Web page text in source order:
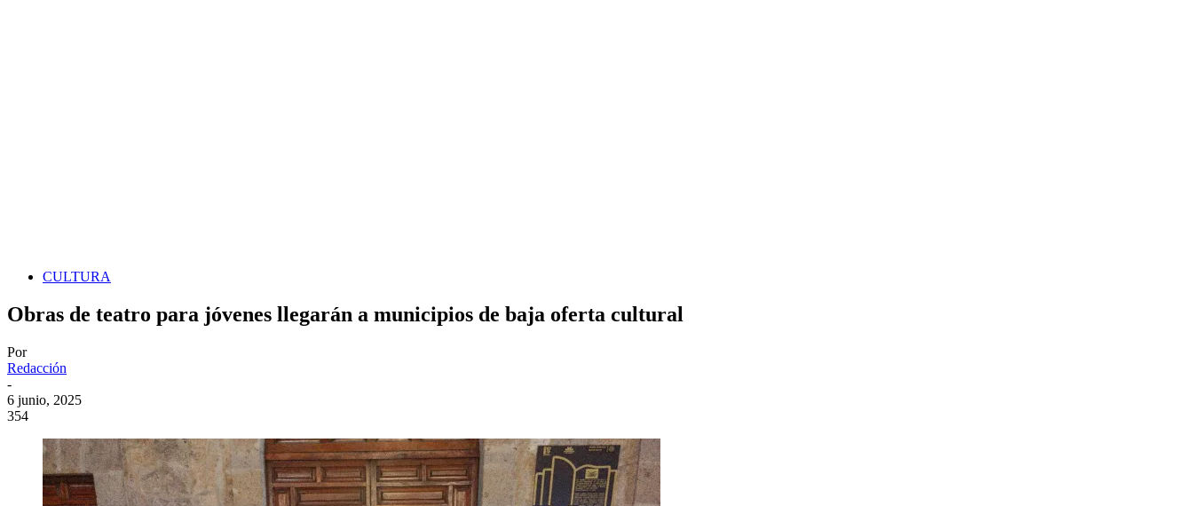
CULTURA
Obras de teatro para jóvenes llegarán a municipios de baja oferta cultural
Por
Redacción
-
6 junio, 2025
354